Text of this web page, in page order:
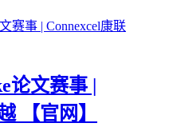
赛事 | Connexcel康联
论文赛事 |
【官网】